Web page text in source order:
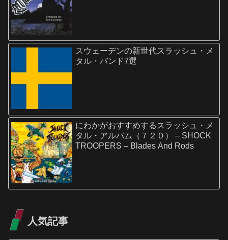
スウェーデンの新世代スラッシュ・メ
タル・バンド7選
にわかがおすすめするスラッシュ・メ
タル・アルバム（７２０） – SHOCK
TROOPERS – Blades And Rods
人気記事